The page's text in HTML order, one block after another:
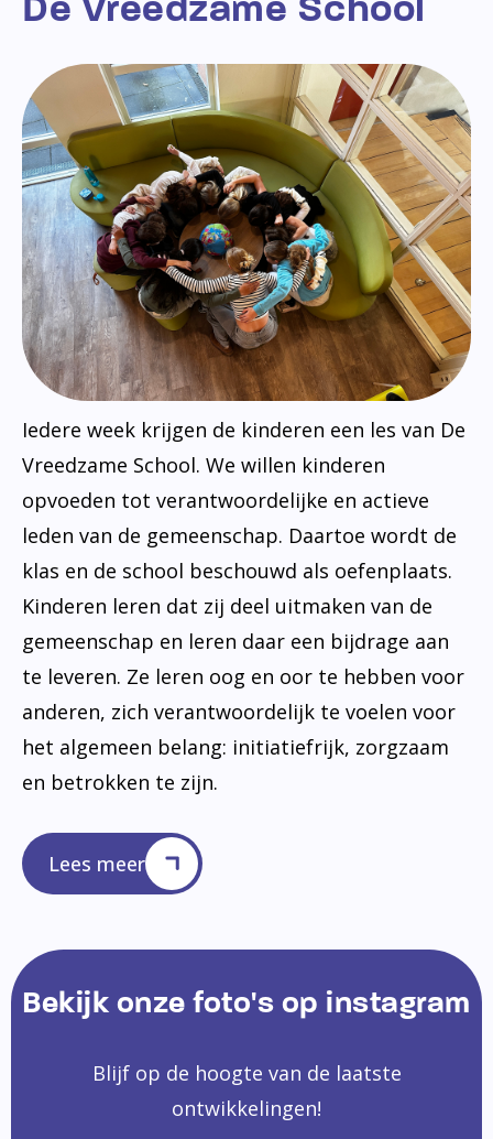
Iedere week krijgen de kinderen een les van De
Vreedzame School. We willen kinderen
opvoeden tot verantwoordelijke en actieve
leden van de gemeenschap. Daartoe wordt de
klas en de school beschouwd als oefenplaats.
Kinderen leren dat zij deel uitmaken van de
gemeenschap en leren daar een bijdrage aan
te leveren. Ze leren oog en oor te hebben voor
anderen, zich verantwoordelijk te voelen voor
het algemeen belang: initiatiefrijk, zorgzaam
en betrokken te zijn.
Lees meer
Bekijk onze foto's op instagram
Blijf op de hoogte van de laatste
ontwikkelingen!